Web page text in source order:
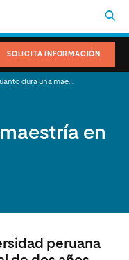
SOLICITA INFORMACIÓN
en
peruana